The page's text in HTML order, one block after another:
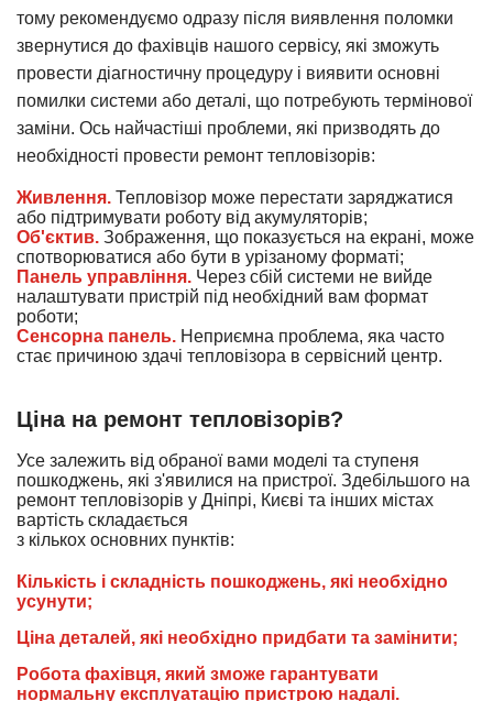
тому рекомендуємо одразу після виявлення поломки
звернутися до фахівців нашого сервісу, які зможуть
провести діагностичну процедуру і виявити основні
помилки системи або деталі, що потребують термінової
заміни. Ось найчастіші проблеми, які призводять до
необхідності провести ремонт тепловізорів:
Живлення. Тепловізор може перестати заряджатися
або підтримувати роботу від акумуляторів;
Об'єктив. Зображення, що показується на екрані, може
спотворюватися або бути в урізаному форматі;
Панель управління. Через сбій системи не вийде
налаштувати пристрій під необхідний вам формат
роботи;
Сенсорна панель. Неприємна проблема, яка часто
стає причиною здачі тепловізора в сервісний центр.
Ціна на ремонт тепловізорів?
Усе залежить від обраної вами моделі та ступеня
пошкоджень, які з'явилися на пристрої. Здебільшого на
ремонт тепловізорів у Дніпрі, Києві та інших містах
вартість складається
з кількох основних пунктів:
Кількість і складність пошкоджень, які необхідно
усунути;
Ціна деталей, які необхідно придбати та замінити;
Робота фахівця, який зможе гарантувати
нормальну експлуатацію пристрою надалі.